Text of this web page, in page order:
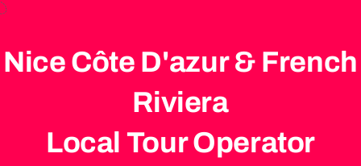
Nice Côte D'azur & French
Riviera
Local Tour Operator